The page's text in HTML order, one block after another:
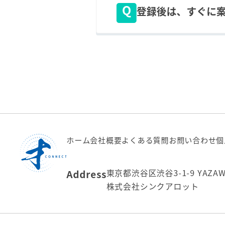
登録後は、すぐに
ホーム会社概要よくある質問お問い合わせ
Address東京都渋谷区渋谷3-1-9
株式会社シンクアロット